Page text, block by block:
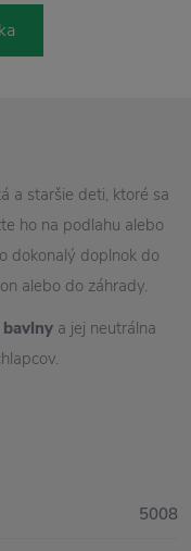
a staršie deti, ktoré sa
ho na podlahu alebo
dokonalý doplnok do
alebo do záhrady.
a jej neutrálna
5008